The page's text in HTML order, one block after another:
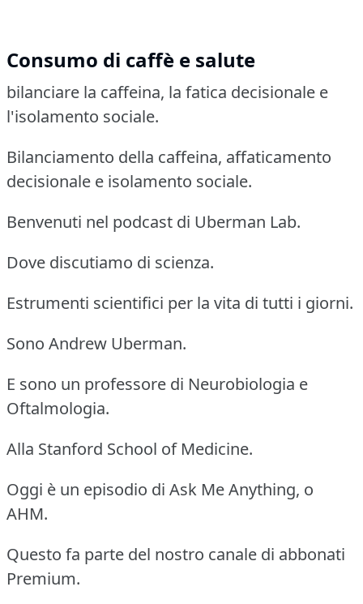
Consumo di caffè e salute
bilanciare la caffeina, la fatica decisionale e
l'isolamento sociale.
Bilanciamento della caffeina, affaticamento
decisionale e isolamento sociale.
Benvenuti nel podcast di Uberman Lab.
Dove discutiamo di scienza.
Estrumenti scientifici per la vita di tutti i giorni.
Sono Andrew Uberman.
E sono un professore di Neurobiologia e
Oftalmologia.
Alla Stanford School of Medicine.
Oggi è un episodio di Ask Me Anything, o
AHM.
Questo fa parte del nostro canale di abbonati
Premium.